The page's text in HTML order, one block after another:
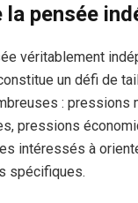
pensée
véritablement
un défi de
: pressions
pressions
intéressés à
spécifiques.